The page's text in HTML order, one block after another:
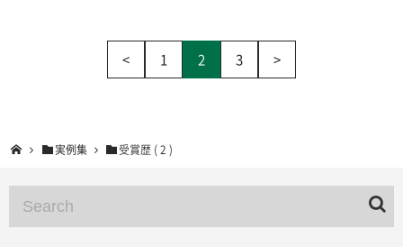
< 1 2 3 >
実例集 受賞歴 ( 2 )